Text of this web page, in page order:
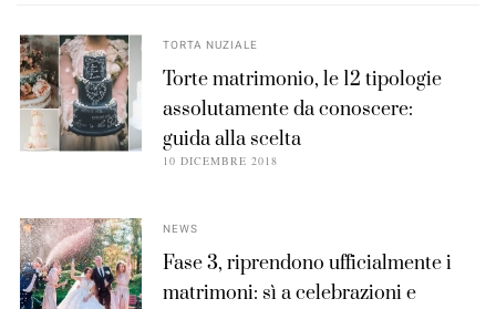
TORTA NUZIALE
Torte matrimonio, le 12 tipologie
assolutamente da conoscere:
guida alla scelta
10 DICEMBRE 2018
NEWS
Fase 3, riprendono ufficialmente i
matrimoni: sì a celebrazioni e